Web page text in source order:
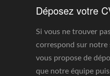
Déposez votre
Si vous ne trouver
correspond sur notre
vous propose de
que notre équipe